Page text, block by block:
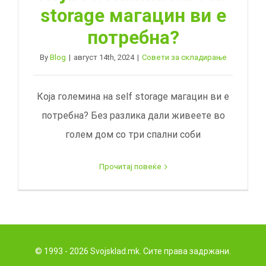
storage магацин ви е
потребна?
By Blog | август 14th, 2024 | Совети за складирање
Која големина на self storage магацин ви е
потребна? Без разлика дали живеете во
голем дом со три спални соби
Прочитај повеќе
© 1993 - 2026 Svojsklad.mk. Сите права задржани.